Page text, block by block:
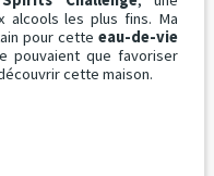
alcools les plus fins. Ma
pour cette eau-de-vie
pouvaient que favoriser
cette maison.